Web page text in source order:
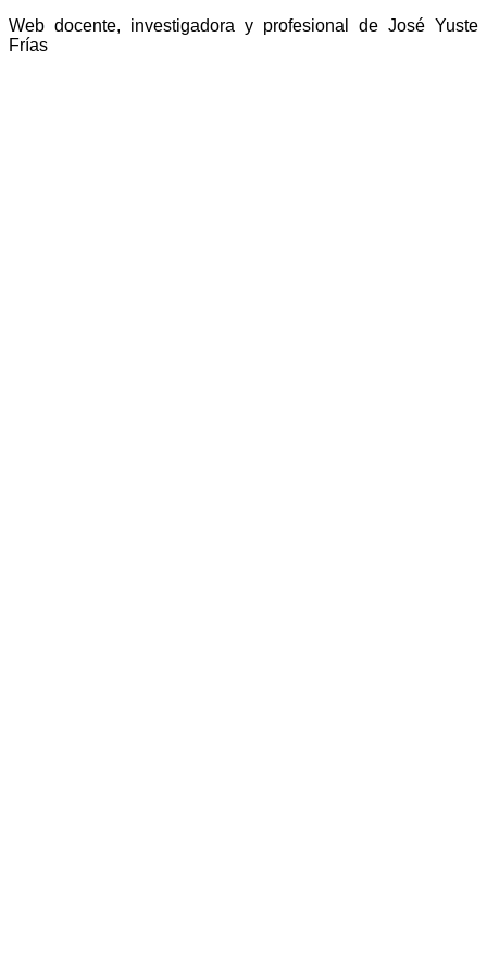
Web docente, investigadora y profesional de José Yuste
Frías